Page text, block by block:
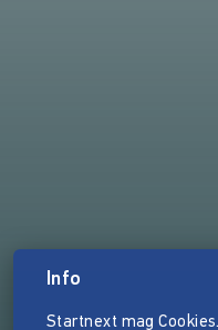
Info
Startnext mag